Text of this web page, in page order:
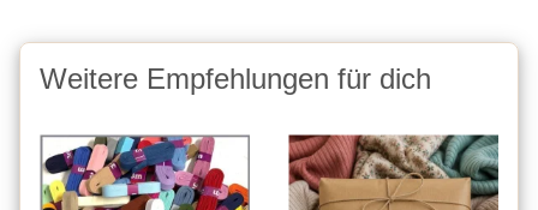
Weitere Empfehlungen für dich